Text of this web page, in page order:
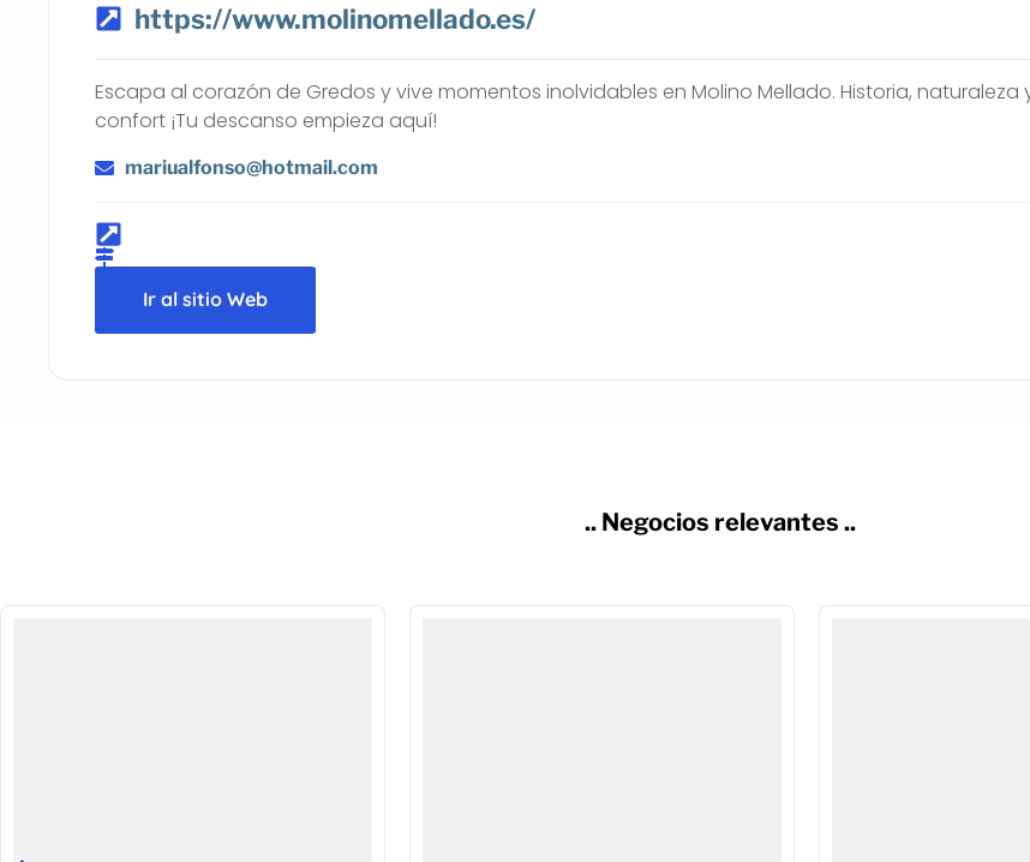
https://www.molinomellado.es/
Escapa al corazón de Gredos y vive momentos inolvidables en Molino Mellado. Historia, naturaleza
confort ¡Tu descanso empieza aquí!
mariualfonso@hotmail.com
Ir al sitio Web
.. Negocios relevantes ..